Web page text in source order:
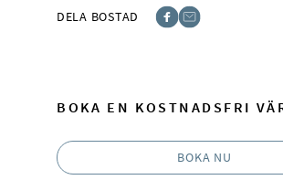
DELA BOSTAD
BOKA EN KOSTNADSFRI
BOKA NU